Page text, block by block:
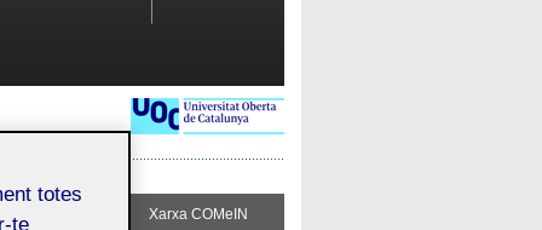
COMeIN Xarxa COMeIN
totes
te